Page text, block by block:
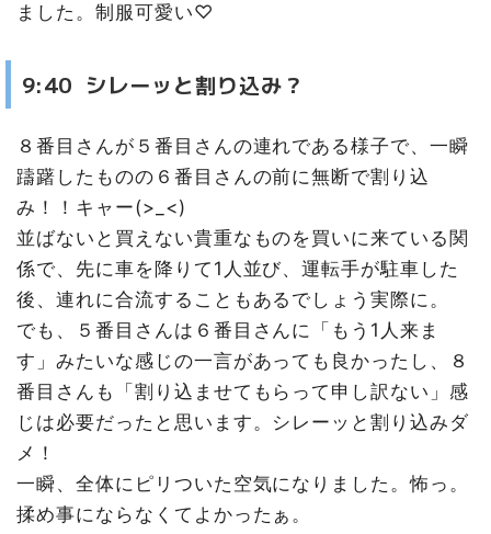
ました。制服可愛い♡
9:40 シレーッと割り込み？
８番目さんが５番目さんの連れである様子で、一瞬
躊躇したものの６番目さんの前に無断で割り込
み！！キャー(>_<)
並ばないと買えない貴重なものを買いに来ている関
係で、先に車を降りて1人並び、運転手が駐車した
後、連れに合流することもあるでしょう実際に。
でも、５番目さんは６番目さんに「もう1人来ま
す」みたいな感じの一言があっても良かったし、８
番目さんも「割り込ませてもらって申し訳ない」感
じは必要だったと思います。シレーッと割り込みダ
メ！
一瞬、全体にピリついた空気になりました。怖っ。
揉め事にならなくてよかったぁ。